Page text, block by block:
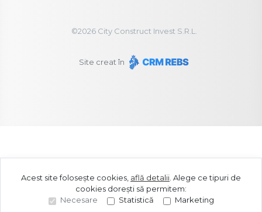
©2026City Construct Invest S.R.L.
Site creat în
Acest site folosește cookies, află detalii Alege ce tipuri de
cookies dorești să permitem:
Necesare
Statistică Marketing